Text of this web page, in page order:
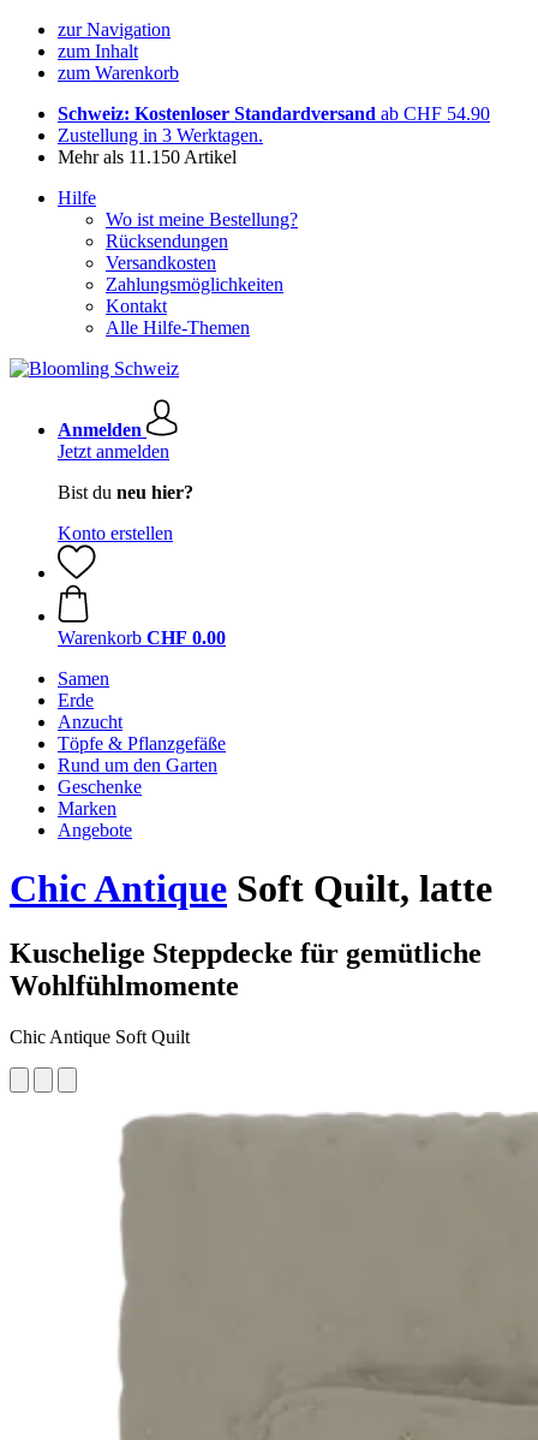
zur Navigation
zum Inhalt
zum Warenkorb
Schweiz: Kostenloser Standardversand ab CHF 54.90
Zustellung in 3 Werktagen.
Mehr als 11.150 Artikel
Hilfe
Wo ist meine Bestellung?
Rücksendungen
Versandkosten
Zahlungsmöglichkeiten
Kontakt
Alle Hilfe-Themen
Anmelden
Jetzt anmelden
Bist du neu hier?
Konto erstellen
Warenkorb CHF 0.00
Samen
Erde
Anzucht
Töpfe & Pflanzgefäße
Rund um den Garten
Geschenke
Marken
Angebote
Chic Antique Soft Quilt, latte
Kuschelige Steppdecke für gemütliche
Wohlfühlmomente
Chic Antique Soft Quilt